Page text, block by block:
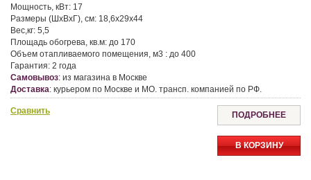
Мощность, кВт: 17
Размеры (ШхВхГ), см: 18,6х29х44
Вес,кг: 5,5
Площадь обогрева, кв.м: до 170
Объем отапливаемого помещения, м3 : до 400
Гарантия: 2 года
Самовывоз: из магазина в Москве
Доставка: курьером по Москве и МО. трансп. компанией по РФ.
Сравнить ПОДРОБНЕЕ
В КОРЗИНУ